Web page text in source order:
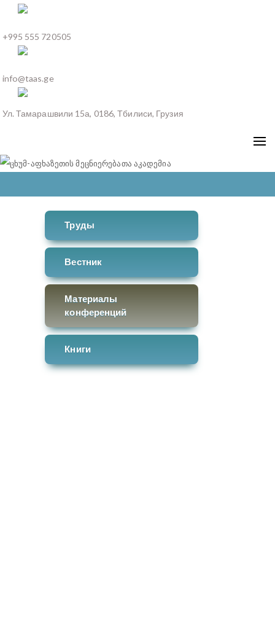
+995 555 720505
info@taas.ge
Ул. Тамарашвили 15а, 0186, Тбилиси, Грузия
Труды
Вестник
Материалы
конференций
Книги